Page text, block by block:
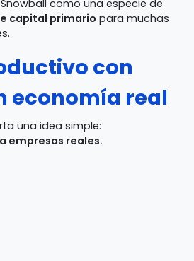
como una especie de
capital primario para muchas
con
economía real
una idea simple:
empresas reales.